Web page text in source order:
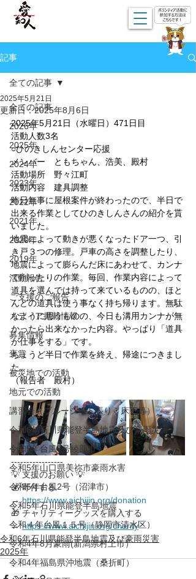
記事
全ての記事
2026年
2025年
2024年
2023年
2022年
2021年
2020年
2019年
活動報告
ご支援のご報告
メディア掲載情報
募集情報
褒賞
被災地での活動
地元での活動
講習会（ブルーシート張り・床下等）
令和6年石川県能登半島地震及び豪雨災害
令和5年台風7号綾部市
令和5年山口県美祢市豪雨水害
令和5年台風2号（沼津市）
令和5年石川県能登半島地震
令和４年台風１５号（静岡市清水区）
令和4年8月豪雨(新潟県村上市）
令和4年福島県沖地震（桑折町）
全ての記事
2025年5月21日
更新日：2025年8月6日
2025年5月21日（水曜日）471日目
活動人数3名
○ひのきしんセンター応援
メンバー　ともちゃん、浩美、殿村
活動場所　野々江町
活動内容　建具調整
昨日無事に屋根案件が終わったので、半日で
出来る作業としてひのきしんさんの紹介を貰
いました。
地震によって動きが悪くなったドア一つ、引
き戸３つの修理。戸車の高さを調整したり、
地震によって膨らんだ床にあわせて、カンナ
で削ったりの作業。毎回、作業内容によって
道具を選んでは持って来ているものの、ほと
んどの道具は使う事なく持ち帰ります。無駄
なように思うものの、今日も溝用カンナが無
かったら出来なかった内容。やっぱり「道具
が仕事をする」です。
ちょうど半日で作業を終え、帰途につきまし
た。
（報告者　殿村）
-----------------
💡 支援のお願い 💡
💰 寄付する
→ https://www.aichijin.org/donation
🎁 チャリティーグッズを購入する
→ https://www.aichijin.org/charity
令和6年石川県能登半島地震及び豪雨災害
2025年